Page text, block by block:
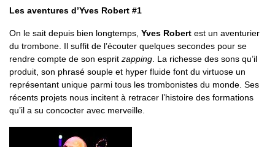
Les aventures d’Yves Robert #1
On le sait depuis bien longtemps, Yves Robert est un aventurier
du trombone. Il suffit de l’écouter quelques secondes pour se
rendre compte de son esprit zapping . La richesse des sons qu’il
produit, son phrasé souple et hyper fluide font du virtuose un
représentant unique parmi tous les trombonistes du monde. Ses
récents projets nous incitent à retracer l’histoire des formations
qu’il a su concocter avec merveille.